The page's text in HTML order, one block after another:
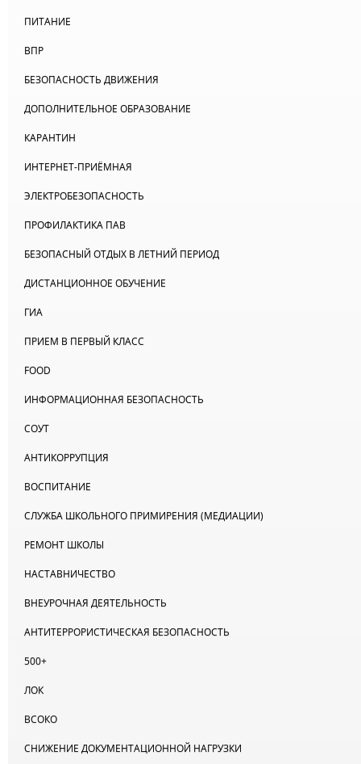
ПИТАНИЕ
ВПР
БЕЗОПАСНОСТЬ ДВИЖЕНИЯ
ДОПОЛНИТЕЛЬНОЕ ОБРАЗОВАНИЕ
КАРАНТИН
ИНТЕРНЕТ-ПРИЁМНАЯ
ЭЛЕКТРОБЕЗОПАСНОСТЬ
ПРОФИЛАКТИКА ПАВ
БЕЗОПАСНЫЙ ОТДЫХ В ЛЕТНИЙ ПЕРИОД
ДИСТАНЦИОННОЕ ОБУЧЕНИЕ
ГИА
ПРИЕМ В ПЕРВЫЙ КЛАСС
FOOD
ИНФОРМАЦИОННАЯ БЕЗОПАСНОСТЬ
СОУТ
АНТИКОРРУПЦИЯ
ВОСПИТАНИЕ
СЛУЖБА ШКОЛЬНОГО ПРИМИРЕНИЯ (МЕДИАЦИИ)
РЕМОНТ ШКОЛЫ
НАСТАВНИЧЕСТВО
ВНЕУРОЧНАЯ ДЕЯТЕЛЬНОСТЬ
АНТИТЕРРОРИСТИЧЕСКАЯ БЕЗОПАСНОСТЬ
500+
ЛОК
ВСОКО
СНИЖЕНИЕ ДОКУМЕНТАЦИОННОЙ НАГРУЗКИ